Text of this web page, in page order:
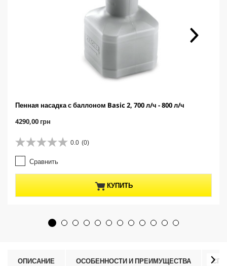
Пенная насадка с баллоном Basic 2, 700 л/ч - 800 л/ч
C
r
r
e
n
t
p
4290,00 грн
0.0 (0)
0
.
0
и
з
5
Сравнить
КУПИТЬ
ОПИСАНИЕ ОСОБЕННОСТИ И ПРЕИМУЩЕСТВА